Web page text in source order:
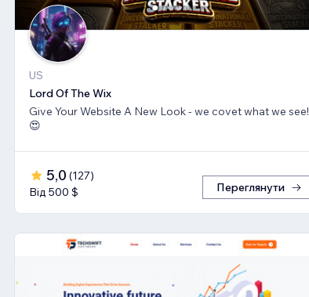
US
Lord Of The Wix
Give Your Website A New Look - we covet what we see!
😍
5,0 (127)
Від 500 $
Переглянути